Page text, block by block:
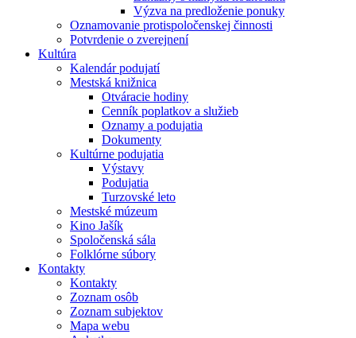
Výzva na predloženie ponuky
Oznamovanie protispoločenskej činnosti
Potvrdenie o zverejnení
Kultúra
Kalendár podujatí
Mestská knižnica
Otváracie hodiny
Cenník poplatkov a služieb
Oznamy a podujatia
Dokumenty
Kultúrne podujatia
Výstavy
Podujatia
Turzovské leto
Mestské múzeum
Kino Jašík
Spoločenská sála
Folklórne súbory
Kontakty
Kontakty
Zoznam osôb
Zoznam subjektov
Mapa webu